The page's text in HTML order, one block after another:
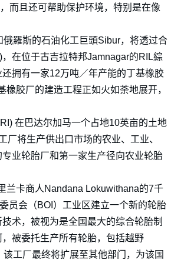
而且还可帮助保护环境，特别是在像
羅斯的石油化工巨頭Sibur，将透过合
在位于古吉拉特邦Jamnagar的RIL綜
拥有一家12万吨／年产能的丁基橡胶
胶厂的建造工程正如火如荼地展开，
在巴达尔加马一个占地10英亩的土地
厂将生产供出口市场的农业、工业、
业轮胎厂和第一家生产径向农业轮胎
兰卡商人Nandana Lokuwithana的7千
员会（BOI）工业区建立一个新的轮胎
术，被视为是全国最大的综合轮胎制
被委托生产所有轮胎，包括越野
工厂最终将扩展至其他部门，为该国